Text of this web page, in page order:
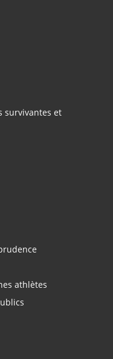
survivantes et
athlètes